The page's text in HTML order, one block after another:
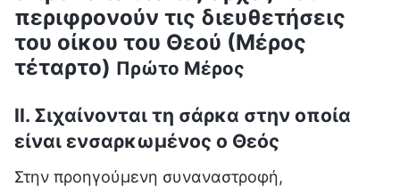
περιφρονούν τις διευθετήσεις
του οίκου του Θεού (Μέρος
τέταρτο) Πρώτο Μέρος
II. Σιχαίνονται τη σάρκα στην οποία
είναι ενσαρκωμένος ο Θεός
Στην προηγούμενη συναναστροφή,